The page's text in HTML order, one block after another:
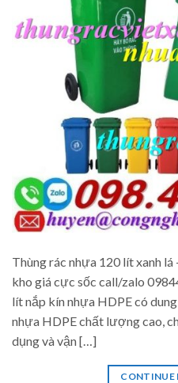
Thùng rác nhựa 120 lít xanh lá
kho giá cực sốc call/zalo
lít nắp kín nhựa HDPE có
nhựa HDPE chất lượng cao,
dụng và vận […]
CONTINUE